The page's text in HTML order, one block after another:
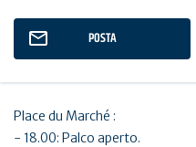
POSTA
Place du Marché :
- 18.00: Palco aperto.